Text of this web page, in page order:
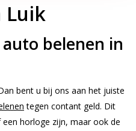
Luik
belenen in
bent u bij ons aan het juiste
tegen contant geld. Dit
horloge zijn, maar ook de